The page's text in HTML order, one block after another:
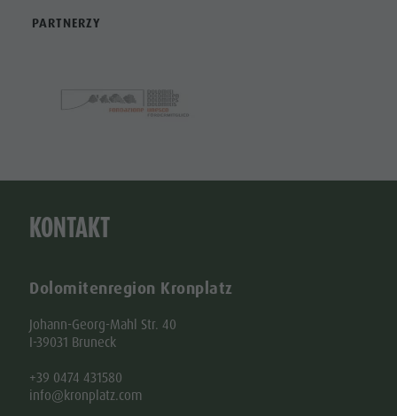
PARTNERZY
KONTAKT
Dolomitenregion Kronplatz
Johann-Georg-Mahl Str. 40
I-39031 Bruneck
+39 0474 431580
info@kronplatz.com